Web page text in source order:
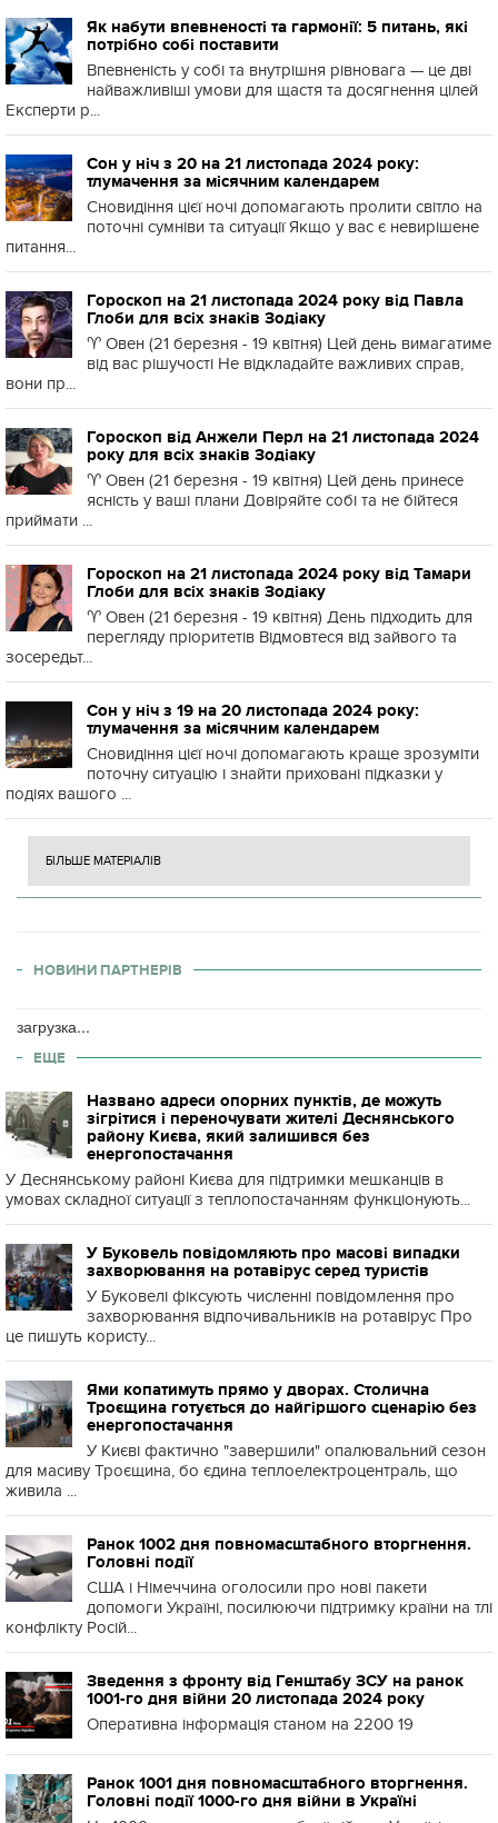
Як набути впевненості та гармонії: 5 питань, які
потрібно собі поставити
Впевненість у собі та внутрішня рівновага — це дві
найважливіші умови для щастя та досягнення цілей
Експерти р...
Сон у ніч з 20 на 21 листопада 2024 року:
тлумачення за місячним календарем
Сновидіння цієї ночі допомагають пролити світло на
поточні сумніви та ситуації Якщо у вас є невирішене
питання...
Гороскоп на 21 листопада 2024 року від Павла
Глоби для всіх знаків Зодіаку
♈️ Овен (21 березня - 19 квітня) Цей день вимагатиме
від вас рішучості Не відкладайте важливих справ,
вони пр...
Гороскоп від Анжели Перл на 21 листопада 2024
року для всіх знаків Зодіаку
♈️ Овен (21 березня - 19 квітня) Цей день принесе
ясність у ваші плани Довіряйте собі та не бійтеся
приймати ...
Гороскоп на 21 листопада 2024 року від Тамари
Глоби для всіх знаків Зодіаку
♈️ Овен (21 березня - 19 квітня) День підходить для
перегляду пріоритетів Відмовтеся від зайвого та
зосередьт...
Сон у ніч з 19 на 20 листопада 2024 року:
тлумачення за місячним календарем
Сновидіння цієї ночі допомагають краще зрозуміти
поточну ситуацію і знайти приховані підказки у
подіях вашого ...
БІЛЬШЕ МАТЕРІАЛІВ
НОВИНИ ПАРТНЕРІВ
загрузка...
ЕЩЕ
Названо адреси опорних пунктів, де можуть
зігрітися і переночувати жителі Деснянського
району Києва, який залишився без
енергопостачання
У Деснянському районі Києва для підтримки мешканців в
умовах складної ситуації з теплопостачанням функціонують...
У Буковель повідомляють про масові випадки
захворювання на ротавірус серед туристів
У Буковелі фіксують численні повідомлення про
захворювання відпочивальників на ротавірус Про
це пишуть користу...
Ями копатимуть прямо у дворах. Столична
Троєщина готується до найгіршого сценарію без
енергопостачання
У Києві фактично "завершили" опалювальний сезон
для масиву Троєщина, бо єдина теплоелектроцентраль, що
живила ...
Ранок 1002 дня повномасштабного вторгнення.
Головні події
США і Німеччина оголосили про нові пакети
допомоги Україні, посилюючи підтримку країни на тлі
конфлікту Росій...
Зведення з фронту від Генштабу ЗСУ на ранок
1001-го дня війни 20 листопада 2024 року
Оперативна інформація станом на 2200 19
Ранок 1001 дня повномасштабного вторгнення.
Головні події 1000-го дня війни в Україні